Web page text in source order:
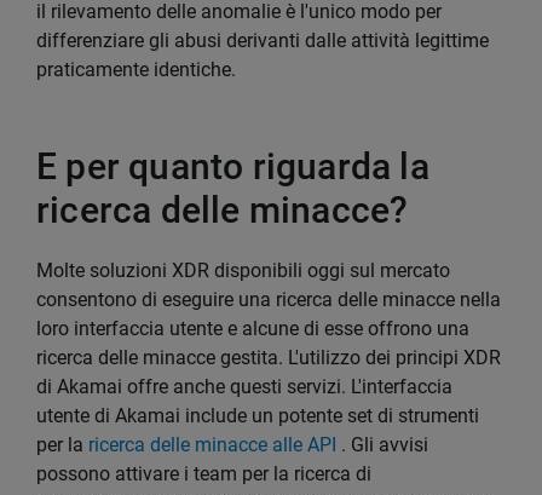
il rilevamento delle anomalie è l'unico modo per
differenziare gli abusi derivanti dalle attività legittime
praticamente identiche.
E per quanto riguarda la
ricerca delle minacce?
Molte soluzioni XDR disponibili oggi sul mercato
consentono di eseguire una ricerca delle minacce nella
loro interfaccia utente e alcune di esse offrono una
ricerca delle minacce gestita. L'utilizzo dei principi XDR
di Akamai offre anche questi servizi. L'interfaccia
utente di Akamai include un potente set di strumenti
per la ricerca delle minacce alle API . Gli avvisi
possono attivare i team per la ricerca di